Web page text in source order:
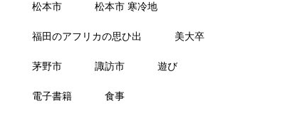
松本市 松本市 寒冷地
福田のアフリカの思ひ出 美大卒
茅野市 諏訪市 遊び
電子書籍 食事